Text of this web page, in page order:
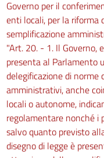
Governo per il
enti locali, per la riforma
semplificazione
"Art. 20. - 1. Il Governo,
presenta al Parlamento
delegificazione di
amministrativi, anche
locali o autonome,
regolamentare nonché i
salvo quanto previsto
disegno di legge è